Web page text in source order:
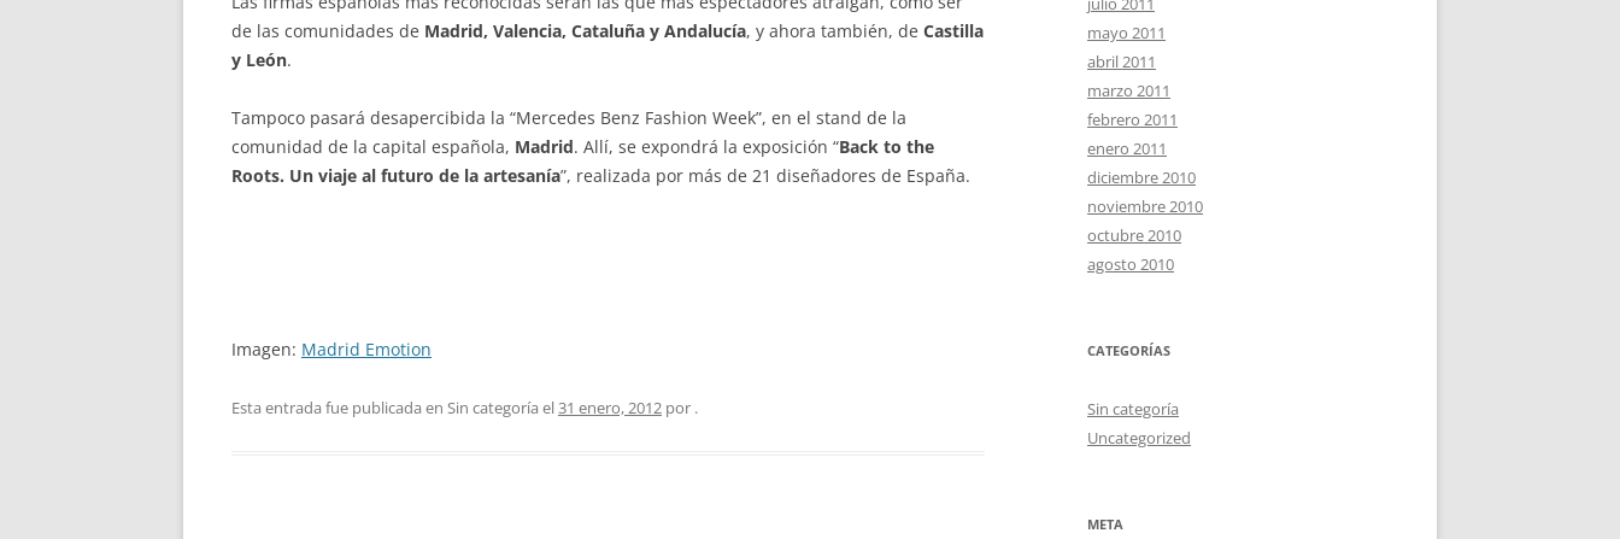
de las comunidades de Madrid, Valencia, Cataluña y Andalucía, y ahora también, de Castilla
y León.
Tampoco pasará desapercibida la “Mercedes Benz Fashion Week”, en el stand de la
comunidad de la capital española, Madrid. Allí, se expondrá la exposición “Back to the
Roots. Un viaje al futuro de la artesanía”, realizada por más de 21 diseñadores de España.
Imagen: Madrid Emotion
Esta entrada fue publicada en Sin categoría el31 enero, 2012 por .
mayo 2011
abril 2011
marzo 2011
febrero 2011
enero 2011
diciembre 2010
noviembre 2010
octubre 2010
agosto 2010
CATEGORÍAS
Sin categoría
Uncategorized
META